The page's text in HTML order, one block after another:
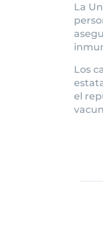
La
Los
el